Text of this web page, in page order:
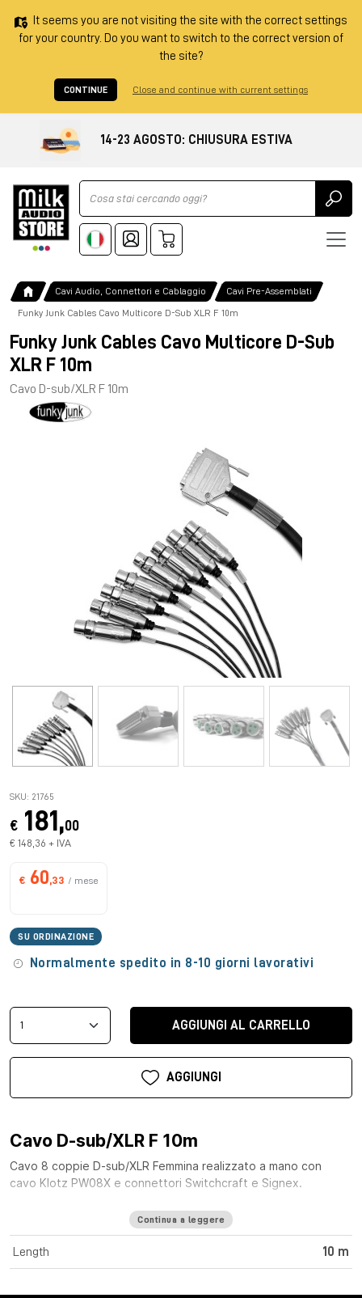
It seems you are not visiting the site with the correct settings
for your country. Do you want to switch to the correct version of
the site?
CONTINUE Close and continue with current settings
14-23 AGOSTO: CHIUSURA ESTIVA
Ricerca
Cavi Audio, Connettori e Cablaggio Cavi Pre-Assemblati
Funky Junk Cables Cavo Multicore D-Sub XLR F 10m
Funky Junk Cables Cavo Multicore D-Sub
XLR F 10m
Cavo D-sub/XLR F 10m
SKU: 21765
€ 181,00
€ 148,36 + IVA
€ 60 ,33 / mese
SU ORDINAZIONE
Normalmente spedito in 8-10 giorni lavorativi
AGGIUNGI AL CARRELLO
AGGIUNGI
Cavo D-sub/XLR F 10m
Cavo 8 coppie D-sub/XLR Femmina realizzato a mano con
cavo Klotz PW08X e connettori Switchcraft e Signex.
Continua a leggere
Length 10 m